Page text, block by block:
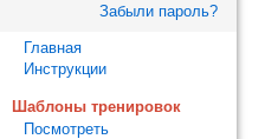
Забыли пароль?
Главная
Инструкции
Шаблоны тренировок
Посмотреть